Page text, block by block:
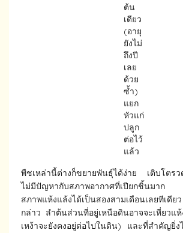
ต้น
เดียว
(อายุ
ยังไม่
ถึงปี
เลย
ด้วย
ซ้ำ)
แยก
หัวแก่
ปลูก
ต่อไว้
แล้ว
พืชเหล่านี้ต่างก็ขยายพันธุ์ได้ง่าย เติบโตร
ไม่มีปัญหากับสภาพอากาศที่เปียกชิ้นมาก
สภาพแห้งแล้งได้เป็นสองสามเดือนเลยทีเดี
กล่าว ลำต้นส่วนที่อยู่เหนือดินอาจจะเหี่ยว
เหง้าจะยังคงอยู่ต่อไปในดิน) และที่สำคัญยิ่